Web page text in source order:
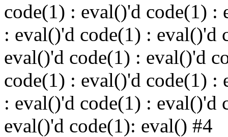
code(1) : eval()'d code(1) :
: eval()'d code(1) : eval()'d
eval()'d code(1) : eval()'d
code(1) : eval()'d code(1) :
: eval()'d code(1) : eval()'d
eval()'d code(1): eval() #4